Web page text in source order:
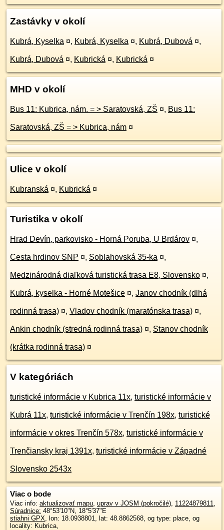
Zastávky v okolí
Kubrá, Kyselka ¤, Kubrá, Kyselka ¤, Kubrá, Dubová ¤,
Kubrá, Dubová ¤, Kubrická ¤, Kubrická ¤
MHD v okolí
Bus 11: Kubrica, nám. = > Saratovská, ZŠ ¤, Bus 11:
Saratovská, ZŠ = > Kubrica, nám ¤
Ulice v okolí
Kubranská ¤, Kubrická ¤
Turistika v okolí
Hrad Devín, parkovisko - Horná Poruba, U Brdárov ¤,
Cesta hrdinov SNP ¤, Soblahovská 35-ka ¤,
Medzinárodná diaľková turistická trasa E8, Slovensko ¤,
Kubrá, kyselka - Horné Motešice ¤, Janov chodník (dlhá
rodinná trasa) ¤, Vladov chodník (maratónska trasa) ¤,
Ankin chodník (stredná rodinná trasa) ¤, Stanov chodník
(krátka rodinná trasa) ¤
V kategóriách
turistické informácie v Kubrica 11x, turistické informácie v
Kubrá 11x, turistické informácie v Trenčín 198x, turistické
informácie v okres Trenčín 578x, turistické informácie v
Trenčiansky kraj 1391x, turistické informácie v Západné
Slovensko 2543x
Viac o bode
Viac info: aktualizovať mapu, uprav v JOSM (pokročilé), 11224879811,
Súradnice: 48°53'10"N, 18°5'37"E
stiahni GPX, lon: 18.0938801, lat: 48.8862568, og type: place, og
locality: Kubrica,